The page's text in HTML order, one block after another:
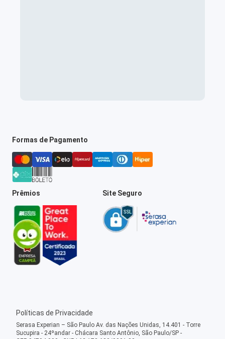
Formas de Pagamento
Prêmios Site Seguro
Políticas de Privacidade
Serasa Experian – São Paulo Av. das Nações Unidas, 14.401 - Torre
Sucupira - 24ºandar - Chácara Santo Antônio, São Paulo/SP -